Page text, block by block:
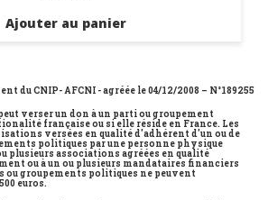
Ajouter au panier
du CNIP- AFCNI - agréée le 04/12/2008 – N°189255
verser un don à un parti ou groupement
française ou si elle réside en France. Les
versées en qualité d'adhérent d'un ou de
politiques par une personne physique
plusieurs associations agréées en qualité
ou à un ou plusieurs mandataires financiers
ou groupements politiques ne peuvent
euros.